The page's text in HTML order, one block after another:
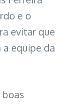
e o
evitar que
equipe da
boas